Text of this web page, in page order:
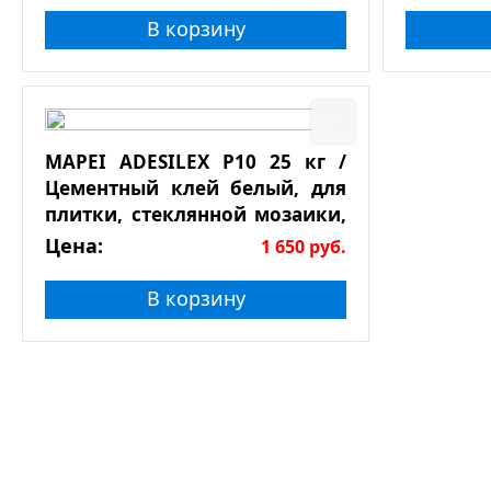
В корзину
MAPEI ADESILEX P10 25 кг /
Цементный клей белый, для
плитки, стеклянной мозаики,
натурального камня
Цена: 1 650 руб.
В корзину